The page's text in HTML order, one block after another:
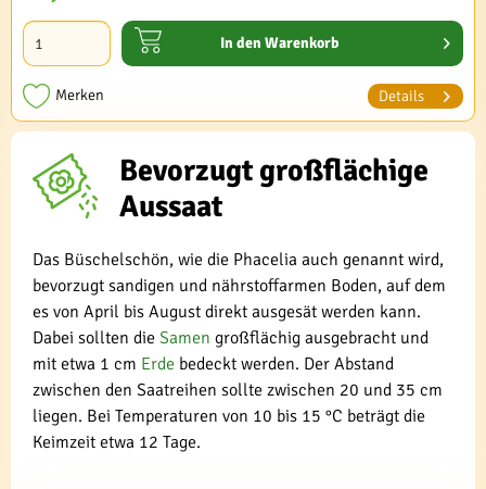
In den Warenkorb
Merken Details
Bevorzugt großflächige
Aussaat
Das Büschelschön, wie die Phacelia auch genannt wird,
bevorzugt sandigen und nährstoffarmen Boden, auf dem
es von April bis August direkt ausgesät werden kann.
Dabei sollten die Samen großflächig ausgebracht und
mit etwa 1 cm Erde bedeckt werden. Der Abstand
zwischen den Saatreihen sollte zwischen 20 und 35 cm
liegen. Bei Temperaturen von 10 bis 15 °C beträgt die
Keimzeit etwa 12 Tage.